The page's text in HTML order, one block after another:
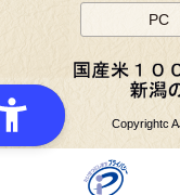
PC
Copyrightc